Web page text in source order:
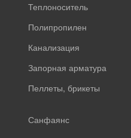
Теплоноситель
Полипропилен
Канализация
Запорная арматура
Пеллеты, брикеты
Санфаянс